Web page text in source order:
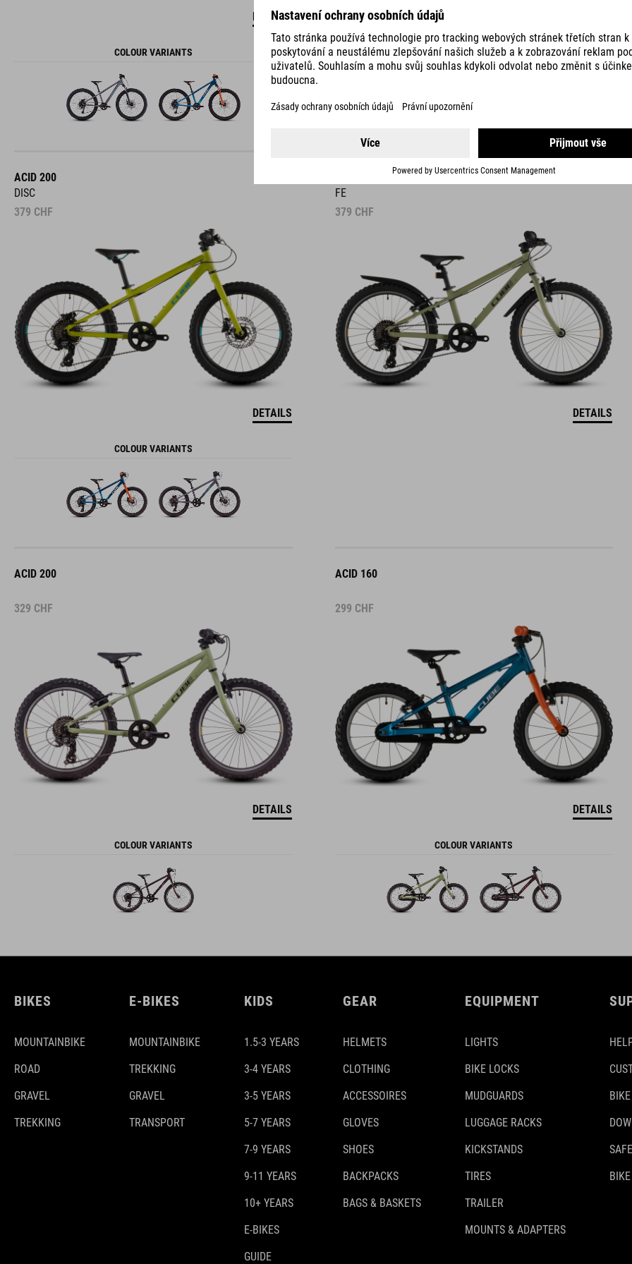
DETAILS
COLOUR VARIANTS
ACID 200
DISC
379 CHF
DETAILS
COLOUR VARIANTS
FE
379 CHF
DETAILS
ACID 200
329 CHF
DETAILS
COLOUR VARIANTS
ACID 160
299 CHF
DETAILS
COLOUR VARIANTS
BIKES
MOUNTAINBIKE
ROAD
GRAVEL
TREKKING
E-BIKES
MOUNTAINBIKE
TREKKING
GRAVEL
TRANSPORT
KIDS
1.5-3 YEARS
3-4 YEARS
3-5 YEARS
5-7 YEARS
7-9 YEARS
9-11 YEARS
10+ YEARS
E-BIKES
GUIDE
GEAR
HELMETS
CLOTHING
ACCESSOIRES
GLOVES
SHOES
BACKPACKS
BAGS & BASKETS
EQUIPMENT
LIGHTS
BIKE LOCKS
MUDGUARDS
LUGGAGE RACKS
KICKSTANDS
TIRES
TRAILER
MOUNTS & ADAPTERS